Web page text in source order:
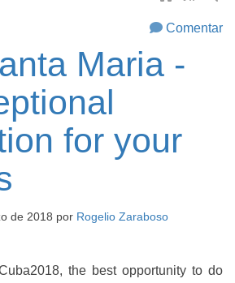
Comentar
Maria -
for your
de 2018 por Rogelio Zaraboso
the best opportunity to do